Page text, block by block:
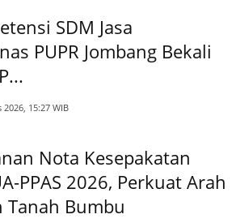
SDM Jasa
PUPR Jombang Bekali
15:27 WIB
Nota Kesepakatan
PPAS 2026, Perkuat Arah
Tanah Bumbu